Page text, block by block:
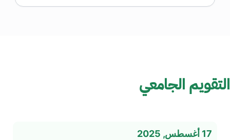
التقويم الجامعي
17 أغسطس, 2025